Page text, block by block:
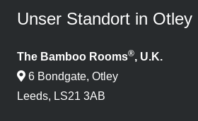
Unser Standort in Otley
The Bamboo Rooms®, U.K.
6 Bondgate, Otley
Leeds, LS21 3AB